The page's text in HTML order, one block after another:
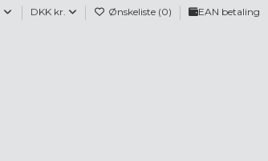
DKK kr. Ønskeliste (0) EAN betaling